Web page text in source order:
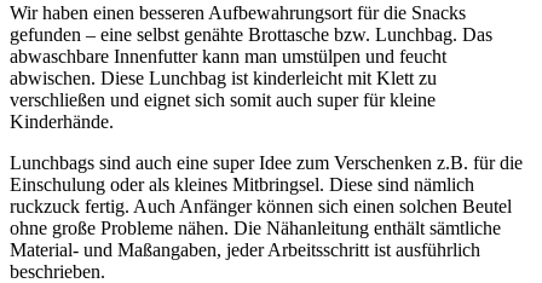
Wir haben einen besseren Aufbewahrungsort für die Snacks
gefunden – eine selbst genähte Brottasche bzw. Lunchbag. Das
abwaschbare Innenfutter kann man umstülpen und feucht
abwischen. Diese Lunchbag ist kinderleicht mit Klett zu
verschließen und eignet sich somit auch super für kleine
Kinderhände.
Lunchbags sind auch eine super Idee zum Verschenken z.B. für die
Einschulung oder als kleines Mitbringsel. Diese sind nämlich
ruckzuck fertig. Auch Anfänger können sich einen solchen Beutel
ohne große Probleme nähen. Die Nähanleitung enthält sämtliche
Material- und Maßangaben, jeder Arbeitsschritt ist ausführlich
beschrieben.